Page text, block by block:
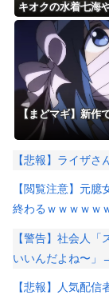
キオクの水着七海
水全体ブレ
【まどマギ】新作
【悲報】ライザ
【閲覧注意】元
終わるｗｗｗｗｗ
【警告】社会人
いいんだよね〜」
【悲報】人気配